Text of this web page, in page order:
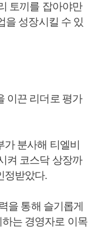
토끼를 잡아야만
을 성장시킬 수 있
이끈 리더로 평가
분사해 티엘비
켜 코스닥 상장까
정받았다.
을 통해 슬기롭게
는 경영자로 이목